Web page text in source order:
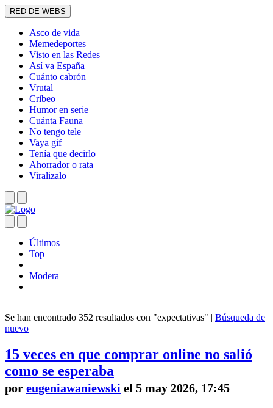
RED DE WEBS
Asco de vida
Memedeportes
Visto en las Redes
Así va España
Cuánto cabrón
Vrutal
Cribeo
Humor en serie
Cuánta Fauna
No tengo tele
Vaya gif
Tenía que decirlo
Ahorrador o rata
Viralizalo
Últimos
Top
Modera
Se han encontrado 352 resultados con "expectativas" | Búsqueda de
nuevo
15 veces en que comprar online no salió
como se esperaba
por eugeniawaniewski el 5 may 2026, 17:45